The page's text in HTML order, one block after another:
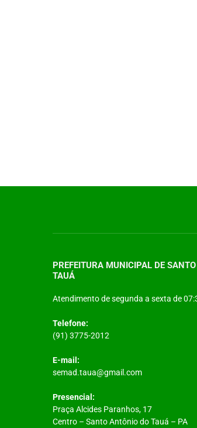
PREFEITURA MUNICIPAL DE
TAUÁ
Atendimento de segunda a sexta de
Telefone:
(91) 3775-2012
E-mail:
semad.taua@gmail.com
Presencial:
Praça Alcides Paranhos, 17
Centro – Santo Antônio do Tauá – PA